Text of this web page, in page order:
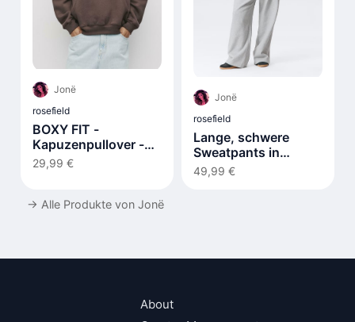
Jonë
rosefield
BOXY FIT -
Kapuzenpullover -
dark brown
29,99 €
Jonë
rosefield
Lange, schwere
Sweatpants in
lockerer Passform
49,99 €
→ Alle Produkte von Jonë
About